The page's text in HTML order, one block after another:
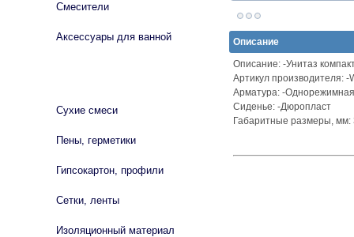
Описание
Описание: -Унитаз
Артикул производителя: -
Арматура: -Однорежимная
Сиденье: -Дюропласт
Габаритные размеры, мм:
Смесители
Аксессуары для ванной
Сухие смеси
Пены, герметики
Гипсокартон, профили
Сетки, ленты
Изоляционный материал